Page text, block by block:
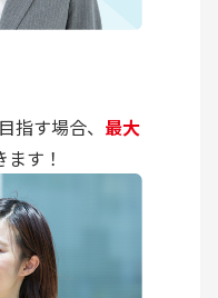
指す場合、 最大
ます！